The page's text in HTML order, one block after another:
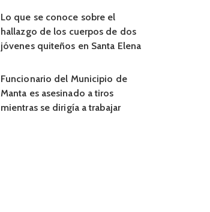
Lo que se conoce sobre el
hallazgo de los cuerpos de dos
jóvenes quiteños en Santa Elena
Funcionario del Municipio de
Manta es asesinado a tiros
mientras se dirigía a trabajar